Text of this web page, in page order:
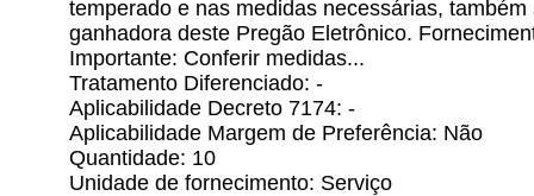
temperado e nas medidas necessárias,
ganhadora deste Pregão Eletrônico.
Importante: Conferir medidas...
Tratamento Diferenciado: -
Aplicabilidade Decreto 7174: -
Aplicabilidade Margem de Preferência: Não
Quantidade: 10
Unidade de fornecimento: Serviço